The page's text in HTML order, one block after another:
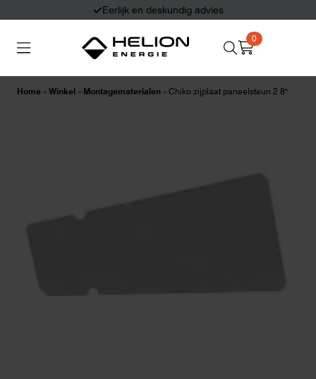
Eerlijk en deskundig advies
0
Home » Winkel » Montagematerialen » Chiko zijplaat paneelsteun 2 8°
Thuisbatterijen Zonnepanelen